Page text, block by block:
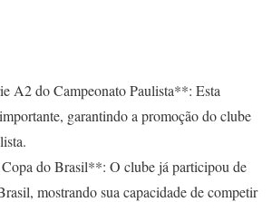
A2 do Campeonato Paulista**: Esta
garantindo a promoção do clube
do Brasil**: O clube já participou de
mostrando sua capacidade de competir